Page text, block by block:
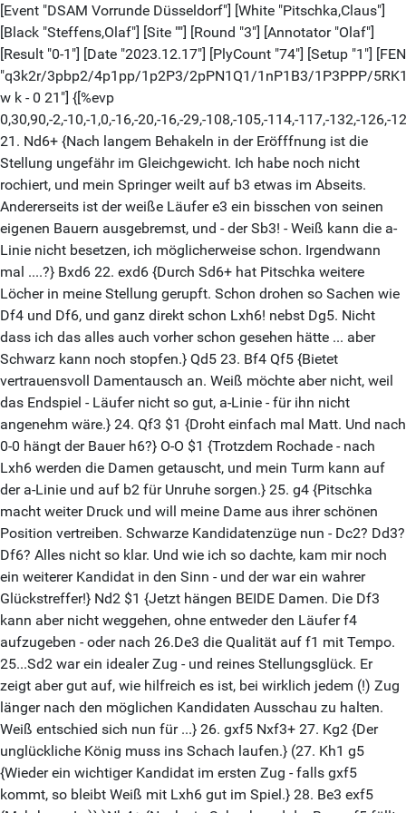
[Event "DSAM Vorrunde Düsseldorf"] [White "Pitschka,Claus"]
[Black "Steffens,Olaf"] [Site ""] [Round "3"] [Annotator "Olaf"]
[Result "0-1"] [Date "2023.12.17"] [PlyCount "74"] [Setup "1"] [FEN
"q3k2r/3pbp2/4p1pp/1p2P3/2pPN1Q1/1nP1B3/1P3PPP/
w k - 0 21"] {[%evp
0,30,90,-2,-10,-1,0,-16,-20,-16,-29,-108,-105,-114,-117,-132,-
21. Nd6+ {Nach langem Behakeln in der Eröfffnung ist die
Stellung ungefähr im Gleichgewicht. Ich habe noch nicht
rochiert, und mein Springer weilt auf b3 etwas im Abseits.
Andererseits ist der weiße Läufer e3 ein bisschen von seinen
eigenen Bauern ausgebremst, und - der Sb3! - Weiß kann die a-
Linie nicht besetzen, ich möglicherweise schon. Irgendwann
mal ....?} Bxd6 22. exd6 {Durch Sd6+ hat Pitschka weitere
Löcher in meine Stellung gerupft. Schon drohen so Sachen wie
Df4 und Df6, und ganz direkt schon Lxh6! nebst Dg5. Nicht
dass ich das alles auch vorher schon gesehen hätte ... aber
Schwarz kann noch stopfen.} Qd5 23. Bf4 Qf5 {Bietet
vertrauensvoll Damentausch an. Weiß möchte aber nicht, weil
das Endspiel - Läufer nicht so gut, a-Linie - für ihn nicht
angenehm wäre.} 24. Qf3 $1 {Droht einfach mal Matt. Und nach
0-0 hängt der Bauer h6?} O-O $1 {Trotzdem Rochade - nach
Lxh6 werden die Damen getauscht, und mein Turm kann auf
der a-Linie und auf b2 für Unruhe sorgen.} 25. g4 {Pitschka
macht weiter Druck und will meine Dame aus ihrer schönen
Position vertreiben. Schwarze Kandidatenzüge nun - Dc2? Dd3?
Df6? Alles nicht so klar. Und wie ich so dachte, kam mir noch
ein weiterer Kandidat in den Sinn - und der war ein wahrer
Glückstreffer!} Nd2 $1 {Jetzt hängen BEIDE Damen. Die Df3
kann aber nicht weggehen, ohne entweder den Läufer f4
aufzugeben - oder nach 26.De3 die Qualität auf f1 mit Tempo.
25...Sd2 war ein idealer Zug - und reines Stellungsglück. Er
zeigt aber gut auf, wie hilfreich es ist, bei wirklich jedem (!) Zug
länger nach den möglichen Kandidaten Ausschau zu halten.
Weiß entschied sich nun für ...} 26. gxf5 Nxf3+ 27. Kg2 {Der
unglückliche König muss ins Schach laufen.} (27. Kh1 g5
{Wieder ein wichtiger Kandidat im ersten Zug - falls gxf5
kommt, so bleibt Weiß mit Lxh6 gut im Spiel.} 28. Be3 exf5